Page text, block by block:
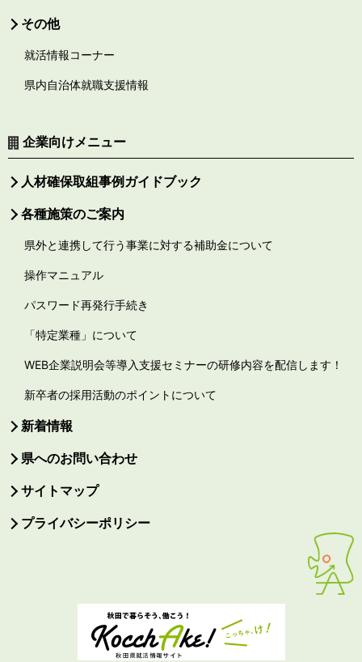
その他
就活情報コーナー
県内自治体就職支援情報
企業向けメニュー
人材確保取組事例ガイドブック
各種施策のご案内
県外と連携して行う事業に対する補助金について
操作マニュアル
パスワード再発行手続き
「特定業種」について
WEB企業説明会等導入支援セミナーの研修内容を配信します！
新卒者の採用活動のポイントについて
新着情報
県へのお問い合わせ
サイトマップ
プライバシーポリシー